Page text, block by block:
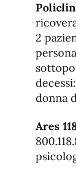
2
donna
Ares